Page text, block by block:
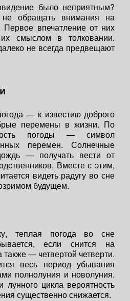
было неприятным?
обращать внимания на
впечатление от них
смыслом в толковании.
не всегда предвещают
— к известию доброго
перемены в жизни. По
погоды — символ
перемен. Солнечные
— получать вести от
Вместе с этим,
видеть радугу во сне
будущем.
теплая погода во сне
если снится на
также — четвертой четверти.
весь период убывания
полнолуния и новолуния.
лунного цикла вероятность
существенно снижается.